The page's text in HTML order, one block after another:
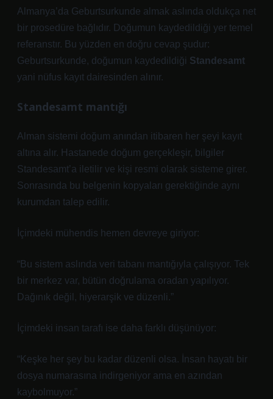
Almanya’da Geburtsurkunde almak aslında oldukça net
bir prosedüre bağlıdır. Doğumun kaydedildiği yer temel
referanstır. Bu yüzden en doğru cevap şudur:
Geburtsurkunde, doğumun kaydedildiği Standesamt
yani nüfus kayıt dairesinden alınır.
Standesamt mantığı
Alman sistemi doğum anından itibaren her şeyi kayıt
altına alır. Hastanede doğum gerçekleşir, bilgiler
Standesamt’a iletilir ve kişi resmi olarak sisteme girer.
Sonrasında bu belgenin kopyaları gerektiğinde aynı
kurumdan talep edilir.
İçimdeki mühendis hemen devreye giriyor:
“Bu sistem aslında veri tabanı mantığıyla çalışıyor. Tek
bir merkez var, bütün doğrulama oradan yapılıyor.
Dağınık değil, hiyerarşik ve düzenli.”
İçimdeki insan tarafı ise daha farklı düşünüyor:
“Keşke her şey bu kadar düzenli olsa. İnsan hayatı bir
dosya numarasına indirgeniyor ama en azından
kaybolmuyor.”